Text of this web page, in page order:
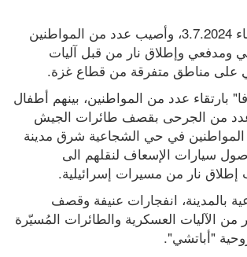
هيئة الجدار: عطاء لبناء 627 وحدة
جديدة برام الله والبيرة
6 إصابات في هجوم للمستوطنين
واد الرخيم
15 إصابة بالاختناق خلال اقتحامات
ورام الله
المياه يعلن حزمة تدخلات عاجلة
لتأمين المياه لأكثر من 40 ألف مواطن
في نابلس
على مناطق متفرقة من قطاع غزة.
نار من مسيرات إسرائيلية.
"أباتشي".